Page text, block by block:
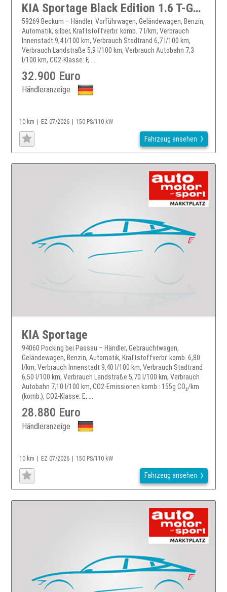
KIA Sportage Black Edition 1.6 T-GDI DCT Navi LED ACC CarPlay
59269 Beckum – Händler, Vorführwagen, Geländewagen, Benzin,
Automatik, silber, Kraftstoffverbr. komb. 7 l/km, Verbrauch
Innenstadt 9,4 l/100 km, Verbrauch Stadtrand 6,7 l/100 km,
Verbrauch Landstraße 5,9 l/100 km, Verbrauch Autobahn 7,3
l/100 km, CO2-Klasse: F, ...
32.900 Euro
Händleranzeige
10 km EZ 07/2026 150 PS/110 kW
Fahrzeug ansehen
KIA Sportage
94060 Pocking bei Passau – Händler, Gebrauchtwagen,
Geländewagen, Benzin, Automatik, Kraftstoffverbr. komb. 6,80
l/km, Verbrauch Innenstadt 9,40 l/100 km, Verbrauch Stadtrand
6,50 l/100 km, Verbrauch Landstraße 5,70 l/100 km, Verbrauch
Autobahn 7,10 l/100 km, CO2-Emissionen komb.: 155g CO₂/km
(komb.), CO2-Klasse: E, ...
28.880 Euro
Händleranzeige
10 km EZ 07/2026 150 PS/110 kW
Fahrzeug ansehen